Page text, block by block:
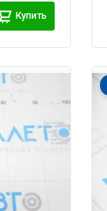
Купить